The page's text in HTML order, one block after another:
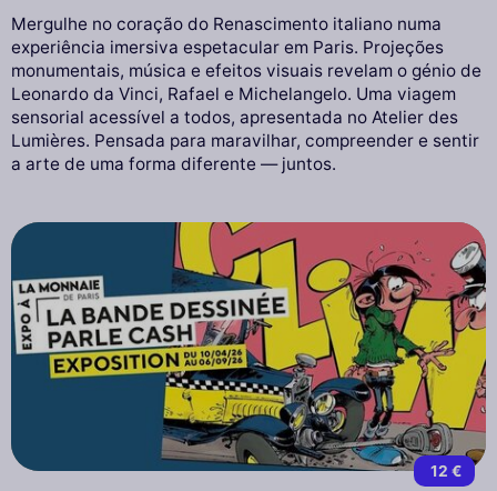
Mergulhe no coração do Renascimento italiano numa
experiência imersiva espetacular em Paris. Projeções
monumentais, música e efeitos visuais revelam o génio de
Leonardo da Vinci, Rafael e Michelangelo. Uma viagem
sensorial acessível a todos, apresentada no Atelier des
Lumières. Pensada para maravilhar, compreender e sentir
a arte de uma forma diferente — juntos.
12 €